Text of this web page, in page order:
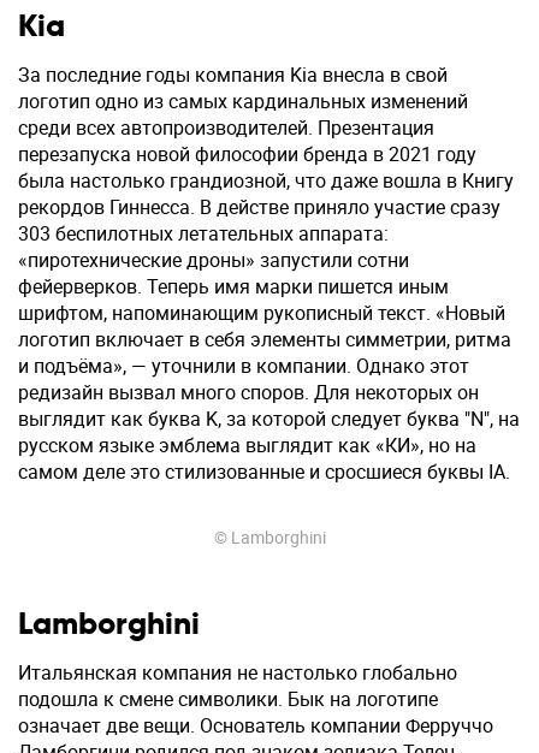
Kia
За последние годы компания Kia внесла в свой
логотип одно из самых кардинальных изменений
среди всех автопроизводителей. Презентация
перезапуска новой философии бренда в 2021 году
была настолько грандиозной, что даже вошла в Книгу
рекордов Гиннесса. В действе приняло участие сразу
303 беспилотных летательных аппарата:
«пиротехнические дроны» запустили сотни
фейерверков. Теперь имя марки пишется иным
шрифтом, напоминающим рукописный текст. «Новый
логотип включает в себя элементы симметрии, ритма
и подъёма», — уточнили в компании. Однако этот
редизайн вызвал много споров. Для некоторых он
выглядит как буква K, за которой следует буква "N", на
русском языке эмблема выглядит как «КИ», но на
самом деле это стилизованные и сросшиеся буквы IA.
© Lamborghini
Lamborghini
Итальянская компания не настолько глобально
подошла к смене символики. Бык на логотипе
означает две вещи. Основатель компании Ферруччо